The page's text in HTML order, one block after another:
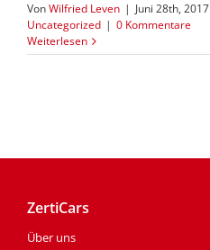
VonWilfried Leven | Juni 28th, 2017
Uncategorized | 0 Kommentare
Weiterlesen
ZertiCars
Über uns